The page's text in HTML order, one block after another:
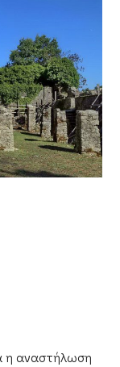
η αναστήλωση